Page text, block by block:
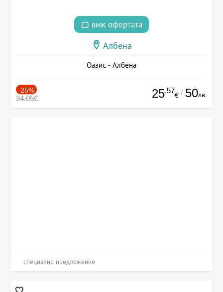
виж офертата
Албена
Оазис - Албена
-25%
34.05€ 25.57
€ / 50лв.
специално предложение